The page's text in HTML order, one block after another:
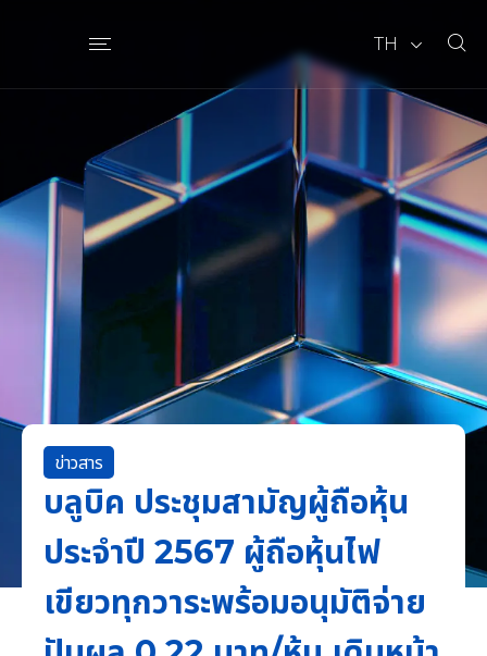
TH
ข่าวสาร
บลูบิค ประชุมสามัญผู้ถือหุ้น
ประจำปี 2567 ผู้ถือหุ้นไฟ
เขียวทุกวาระพร้อมอนุมัติจ่าย